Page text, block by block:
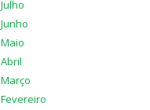
Julho
Junho
Maio
Abril
Março
Fevereiro